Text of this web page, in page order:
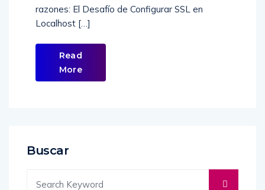
SSL para localhost puede ser crucial por varias
razones: El Desafío de Configurar SSL en
Read
More